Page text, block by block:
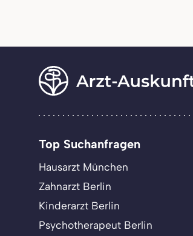
Top Suchanfragen
Hausarzt München
Zahnarzt Berlin
Kinderarzt Berlin
Psychotherapeut Berlin